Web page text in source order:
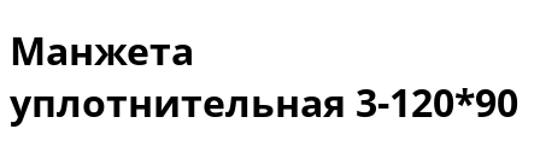
Манжета
уплотнительная 3-120*90